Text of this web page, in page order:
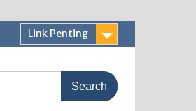
Link Penting